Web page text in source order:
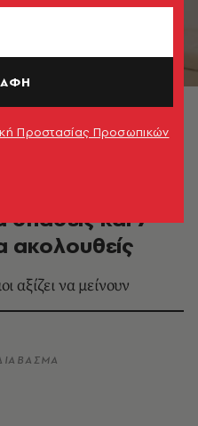
και 7
ακολουθείς
αξίζει να μείνουν
Προστασίας Προσωπικών